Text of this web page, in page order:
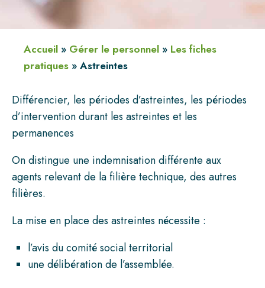
Accueil » Gérer le personnel » Les fiches
pratiques »Astreintes
Différencier, les périodes d’astreintes, les périodes
d’intervention durant les astreintes et les
permanences
On distingue une indemnisation différente aux
agents relevant de la filière technique, des autres
filières.
La mise en place des astreintes nécessite :
l’avis du comité social territorial
une délibération de l’assemblée.